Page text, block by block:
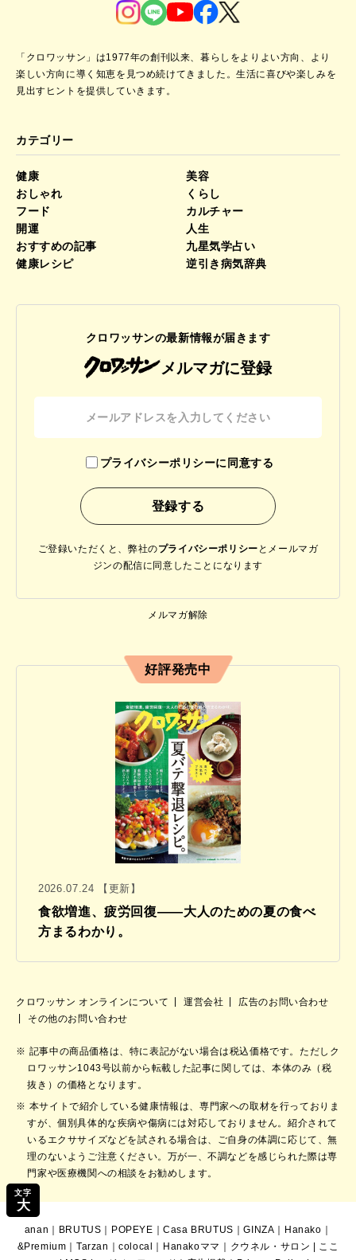
文字
大
「クロワッサン」は1977年の創刊以来、暮らしをよりよい方向、より
楽しい方向に導く知恵を見つめ続けてきました。生活に喜びや楽しみを
見出すヒントを提供していきます。
カテゴリー
健康
美容
おしゃれ
くらし
フード
カルチャー
開運
人生
おすすめの記事
九星気学占い
健康レシピ
逆引き病気辞典
クロワッサンの最新情報が届きます
メルマガに登録
プライバシーポリシーに同意する
ご登録いただくと、弊社のプライバシーポリシー と メールマガ
ジンの配信に同意したことになります
メルマガ解除
好評発売中
2026.07.24 【更新】
食欲増進、疲労回復——大人のための夏の食べ
方まるわかり。
クロワッサン オンラインについて 運営会社
広告のお問い合わせ
その他のお問い合わせ
記事中の商品価格は、特に表記がない場合は税込価格です。ただしク
ロワッサン1043号以前から転載した記事に関しては、本体のみ（税
抜き）の価格となります。
本サイトで紹介している健康情報は、専門家への取材を行っておりま
すが、個別具体的な疾病や傷病には対応しておりません。紹介されて
いるエクササイズなどを試される場合は、ご自身の体調に応じて、無
理のないようご注意ください。万が一、不調などを感じられた際は専
門家や医療機関への相談をお勧めします。
anan ｜ BRUTUS ｜ POPEYE ｜Casa BRUTUS ｜GINZA ｜ Hanako ｜
&Premium ｜Tarzan ｜colocal ｜ Hanakoママ ｜ クウネル・サロン | ここ